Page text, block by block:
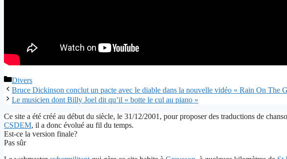
Catégories
Divers
Bruce Dickinson conclut un pacte avec le diable dans la nouvelle vidéo « Rain On The
Le musicien dont Billy Joel dit qu’il « botte le cul au piano »
Ce site a été créé au début du siècle, le 31/12/2001, pour proposer des traductions de
CSDEM, il a donc évolué au fil du temps.
Est-ce la version finale?
Pas sûr